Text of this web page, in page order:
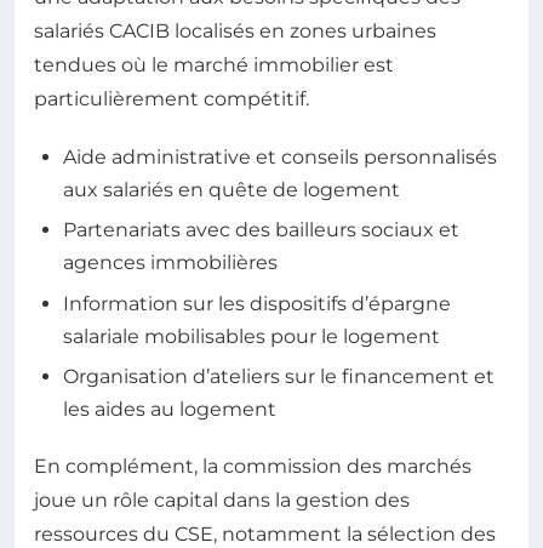
salariés CACIB localisés en zones urbaines
tendues où le marché immobilier est
particulièrement compétitif.
Aide administrative et conseils personnalisés
aux salariés en quête de logement
Partenariats avec des bailleurs sociaux et
agences immobilières
Information sur les dispositifs d’épargne
salariale mobilisables pour le logement
Organisation d’ateliers sur le financement et
les aides au logement
En complément, la commission des marchés
joue un rôle capital dans la gestion des
ressources du CSE, notamment la sélection des